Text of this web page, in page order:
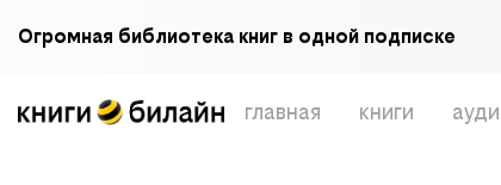
Огромная библиотека книг в одной подписке
главная книги